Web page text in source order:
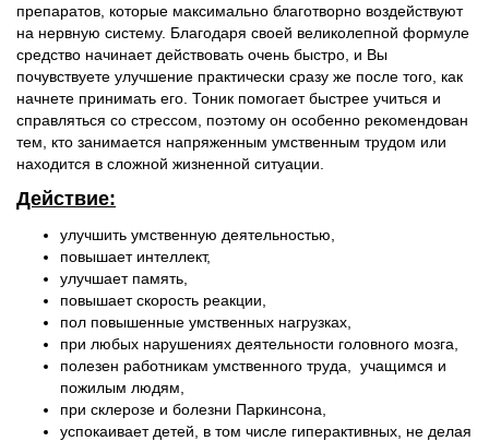
препаратов, которые максимально благотворно воздействуют
на нервную систему. Благодаря своей великолепной формуле
средство начинает действовать очень быстро, и Вы
почувствуете улучшение практически сразу же после того, как
начнете принимать его. Тоник помогает быстрее учиться и
справляться со стрессом, поэтому он особенно рекомендован
тем, кто занимается напряженным умственным трудом или
находится в сложной жизненной ситуации.
Действие:
улучшить умственную деятельностью,
повышает интеллект,
улучшает память,
повышает скорость реакции,
пол повышенные умственных нагрузках,
при любых нарушениях деятельности головного мозга,
полезен работникам умственного труда, учащимся и
пожилым людям,
при склерозе и болезни Паркинсона,
успокаивает детей, в том числе гиперактивных, не делая